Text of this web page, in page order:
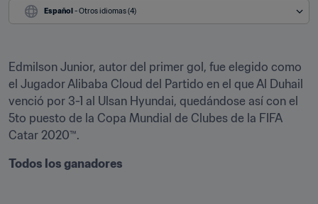
Español - Otros idiomas (4)
Edmilson Junior, autor del primer gol, fue elegido como
el Jugador Alibaba Cloud del Partido en el que Al Duhail
venció por 3-1 al Ulsan Hyundai, quedándose así con el
5to puesto de la Copa Mundial de Clubes de la FIFA
Catar 2020™.
Todos los ganadores